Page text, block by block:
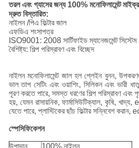
তরল এবং গ্যাসের জন্য 100% মনোফিলামেন্ট
দ্রুত বিস্তারিত:
নাইলন /পিএ ফিল্টার জাল
এফডিএ শংসাপত্র
ISO9001: 2008 সার্টিফাইড ম্যানেজমেন্ট সিস্টেম
বৈশিষ্ট্য: শিল্প পরিস্রাবণ এবং বিচ্ছেদ
নাইলন মনোফিলামেন্ট জাল হল প্লেইন বুনন,
ভাল তাপ সেটিং এবং ওয়াশিং, সিলিকন এবং ভারী
পূরণ করতে পারে, সমস্ত ধরণের শিল্প পরিস্রাবণ এবং
হয়, যেমন রাসায়নিক, ফার্মাসিউটিক্যাল, কৃষি, খাদ্য,
যেতে পারে, প্লাস্টিকের ছাঁচ ফিল্টার সন্নিবেশ করান,
স্পেসিফিকেশন